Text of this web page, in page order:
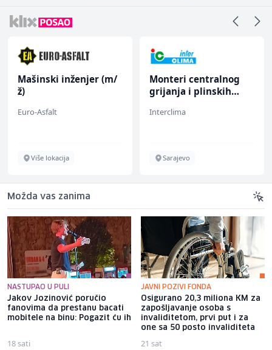
Mašinski inženjer (m/
ž)
Euro-Asfalt
Više lokacija
Monteri centralnog
grijanja i plinskih
Interclima
Sarajevo
Možda vas zanima
NASTUPAO U PULI
Jakov Jozinović poručio
fanovima da prestanu bacati
mobitele na binu: Pogazit ću ih
18 sati
JAVNI POZIVI FONDA
Osigurano 20,3 miliona KM za
zapošljavanje osoba s
invaliditetom, prvi put i za
one sa 50 posto invaliditeta
21 sat